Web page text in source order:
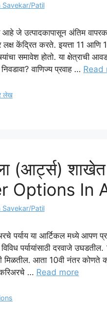
Savekar/Patil
जे उत्पादकापासून अंतिम
केंद्रित करते. इयत्ता 11 आणि
समावेश होतो. या क्षेत्राची
वाणिज्य प्रवाह … Read
लेख
(आर्ट्स)
Options In
Savekar/Patil
पर्याय या आर्टिकल मध्ये आपण
पर्यायांसाठी दरवाजे
मिळतील. आता 10वी नंतर
करिअरचे … Read more